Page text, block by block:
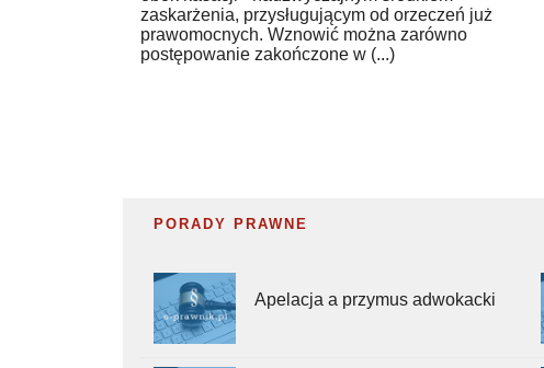
zaskarżenia, przysługującym od orzeczeń już
prawomocnych. Wznowić można zarówno
postępowanie zakończone w (...)
PORADY PRAWNE
Apelacja a przymus adwokacki